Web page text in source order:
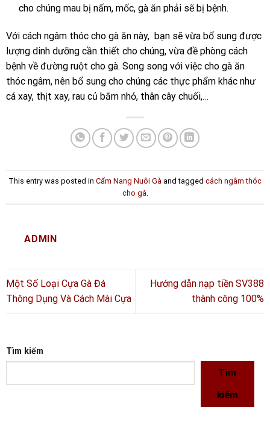
cho chúng mau bị nấm, mốc, gà ăn phải sẽ bị bệnh.
Với cách ngâm thóc cho gà ăn này, bạn sẽ vừa bổ sung được
lượng dinh dưỡng cần thiết cho chúng, vừa đề phòng cách
bệnh về đường ruột cho gà. Song song với việc cho gà ăn
thóc ngâm, nên bổ sung cho chúng các thực phẩm khác như
cá xay, thịt xay, rau củ bằm nhỏ, thân cây chuối,…
This entry was posted in Cẩm Nang Nuôi Gà and tagged cách ngâm thóc
cho gà
ADMIN
Một Số Loại Cựa Gà Đá
Thông Dụng Và Cách Mài Cựa
Hướng dẫn nạp tiền SV388
thành công 100%
Tìm kiếm
Tìm
kiếm